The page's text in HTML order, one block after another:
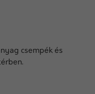
csempék és